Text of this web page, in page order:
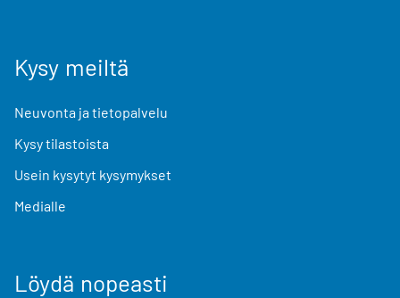
Kysy meiltä
Neuvonta ja tietopalvelu
Kysy tilastoista
Usein kysytyt kysymykset
Medialle
Löydä nopeasti